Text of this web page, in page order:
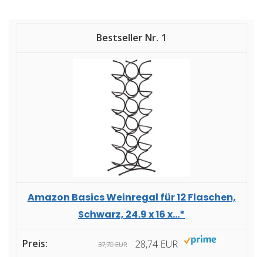
1
Amazon Basics Weinregal für 12 Flaschen,
Schwarz, 24.9 x 16 x...*
37,70 EUR 28,74 EUR